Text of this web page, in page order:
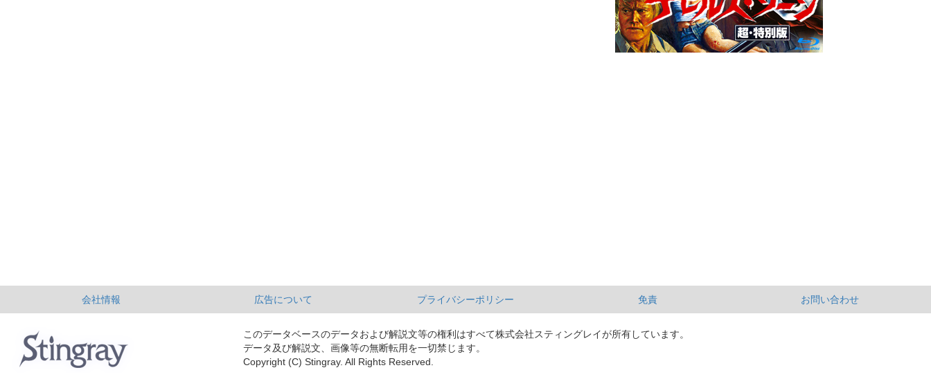
会社情報 広告について プライバシーポリシー 免責 お問い合わせ
このデータベースのデータおよび解説文等の権利はすべて株式会社スティングレイが所有しています。
データ及び解説文、画像等の無断転用を一切禁じます。
Copyright (C) Stingray. All Rights Reserved.